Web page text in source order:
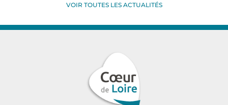
VOIR TOUTES LES ACTUALITÉS